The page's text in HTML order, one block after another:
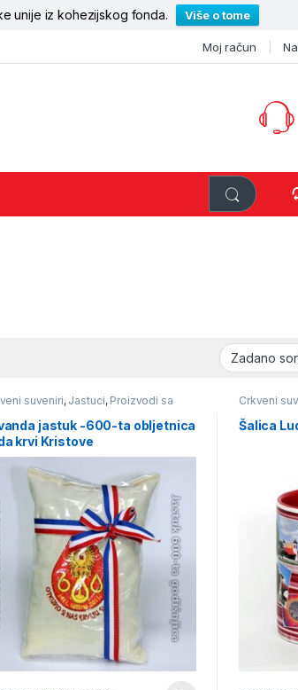
unije iz kohezijskog fonda. Više o tome
Moj račun
suveniri, Jastuci, Proizvodi sa
jastuk -600-ta obljetnica
krvi Kristove
Crkveni
Šalica